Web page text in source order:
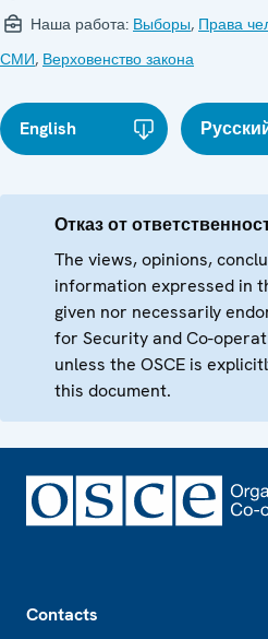
Наша работа: Выборы, Права
СМИ, Верховенство закона
English
Отказ от
The views, opinions,
information expressed in
given nor necessarily
for Security and Co-
unless the OSCE is
this document.
Contacts